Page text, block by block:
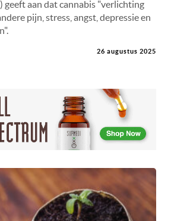
geeft aan dat cannabis "verlichting
pijn, stress, angst, depressie en
26 augustus 2025